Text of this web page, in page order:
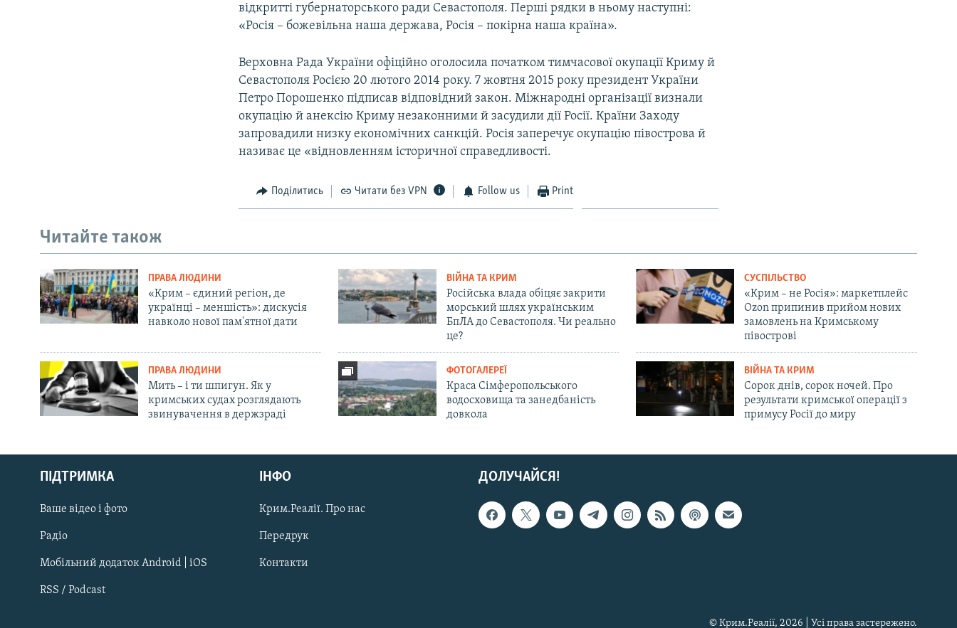
Русский
Qırımtatar
ДОЛУЧАЙСЯ!
відкритті губернаторського ради Севастополя. Перші рядки в ньому наступні:
«Росія – божевільна наша держава, Росія – покірна наша країна».
Верховна Рада України офіційно оголосила початком тимчасової окупації Криму й
Севастополя Росією 20 лютого 2014 року. 7 жовтня 2015 року президент України
Петро Порошенко підписав відповідний закон. Міжнародні організації визнали
окупацію й анексію Криму незаконними й засудили дії Росії. Країни Заходу
запровадили низку економічних санкцій. Росія заперечує окупацію півострова й
називає це «відновленням історичної справедливості.
Поділитись Читати без VPN Follow us Print
Читайте також
ПРАВА ЛЮДИНИ
«Крим – єдиний регіон, де
українці – меншість»: дискусія
навколо нової пам'ятної дати
ВІЙНА ТА КРИМ
Російська влада обіцяє закрити
морський шлях українським
БпЛА до Севастополя. Чи реально
це?
СУСПІЛЬСТВО
«Крим – не Росія»: маркетплейс
Ozon припинив прийом нових
замовлень на Кримському
півострові
ПРАВА ЛЮДИНИ
Мить – і ти шпигун. Як у
кримських судах розглядають
звинувачення в держзраді
ФОТОГАЛЕРЕЇ
Краса Сімферопольського
водосховища та занедбаність
довкола
ВІЙНА ТА КРИМ
Сорок днів, сорок ночей. Про
результати кримської операції з
примусу Росії до миру
ДОЛУЧАЙСЯ!
ПІДТРИМКА
Ваше відео і фото
Радіо
Мобільний додаток Android | iOS
RSS / Podcast
ІНФО
Крим.Реалії. Про нас
Передрук
Контакти
© Крим.Реалії, 2026 | Усі права застережено.